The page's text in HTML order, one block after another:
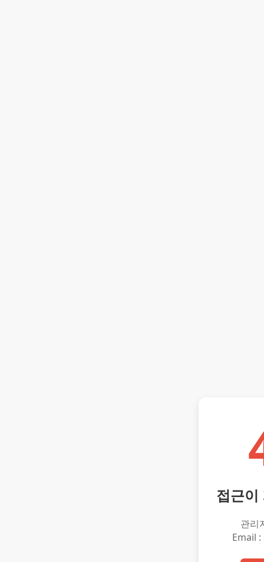
접근이
관리
Email